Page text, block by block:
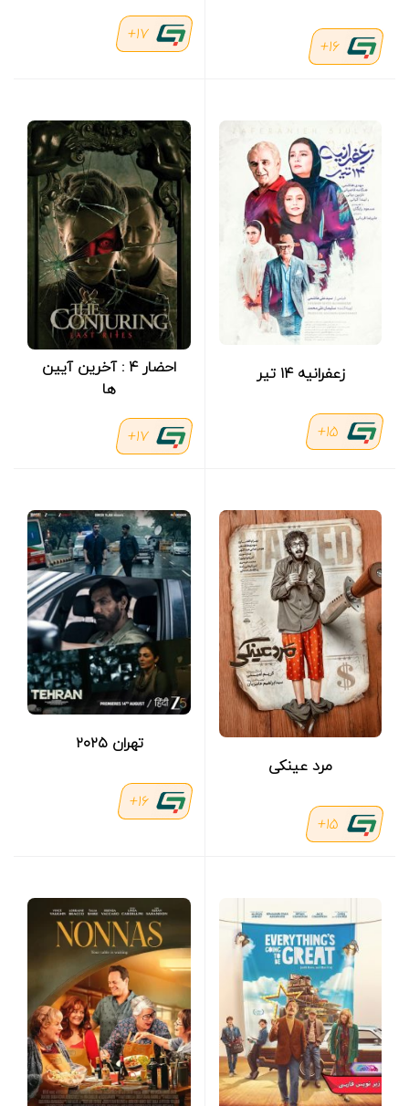
16+
17+
زعفرانیه ۱۴ تیر
15+
احضار ۴ : آخرین آیین
ها
17+
مرد عینکی
15+
تهران ۲۰۲۵
16+